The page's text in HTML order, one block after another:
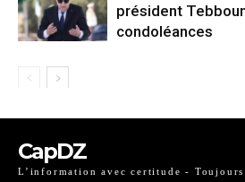
président
condoléances
CapDZ
L’information avec certitude - Toujours